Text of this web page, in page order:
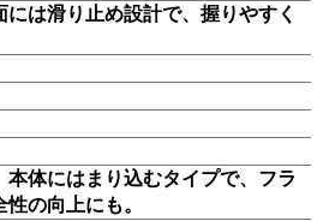
は滑り止め設計で、握りやすく
体にはまり込むタイプで、フラ
の向上にも。